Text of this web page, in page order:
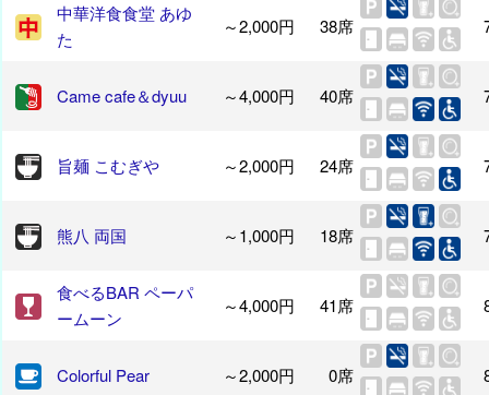
中華洋食食堂 あゆ
た
～2,000円 38席
Came cafe＆dyuu ～4,000円 40席
旨麺 こむぎや ～2,000円 24席
熊八 両国 ～1,000円 18席
食べるBAR ペーパ
ームーン
～4,000円 41席
Colorful Pear ～2,000円 0席